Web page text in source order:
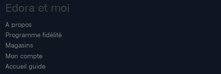
Edora et moi
A propos
Programme fidélité
Magasins
Mon compte
Accueil guide